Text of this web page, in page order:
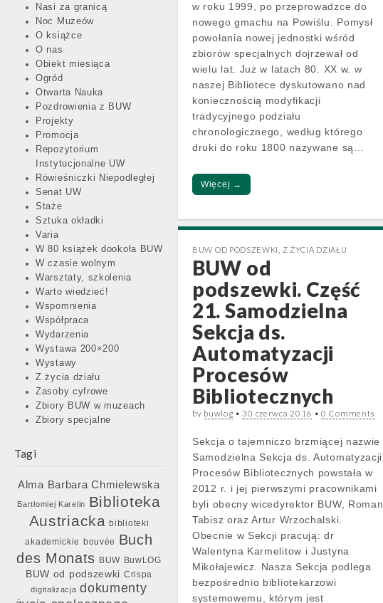
Nasi za granicą
Noc Muzeów
O książce
O nas
Obiekt miesiąca
Ogród
Otwarta Nauka
Pozdrowienia z BUW
Projekty
Promocja
Repozytorium
Instytucjonalne UW
Rówieśniczki Niepodległej
Senat UW
Staże
Sztuka okładki
Varia
W 80 książek dookoła BUW
W czasie wolnym
Warsztaty, szkolenia
Warto wiedzieć!
Wspomnienia
Współpraca
Wydarzenia
Wystawa 200×200
Wystawy
Z życia działu
Zasoby cyfrowe
Zbiory BUW w muzeach
Zbiory specjalne
Tagi
Alma Barbara Chmielewska
Bartłomiej Karelin Biblioteka
Austriacka biblioteki
akademickie
bouvée
Buch
des Monats BUW BuwLOG
BUW od podszewki Crispa
digitalizacja dokumenty
w roku 1999, po przeprowadzce do
nowego gmachu na Powiślu. Pomysł
powołania nowej jednostki wśród
zbiorów specjalnych dojrzewał od
wielu lat. Już w latach 80. XX w. w
naszej Bibliotece dyskutowano nad
koniecznością modyfikacji
tradycyjnego podziału
chronologicznego, według którego
druki do roku 1800 nazywane są…
Więcej →
BUW OD PODSZEWKI Z ŻYCIA DZIAŁU
BUW od
podszewki. Część
21. Samodzielna
Sekcja ds.
Automatyzacji
Procesów
Bibliotecznych
by buwlog •30 czerwca 2016 •0 Comments
Sekcja o tajemniczo brzmiącej nazwie
Samodzielna Sekcja ds. Automatyzacji
Procesów Bibliotecznych powstała w
2012 r. i jej pierwszymi pracownikami
byli obecny wicedyrektor BUW, Roman
Tabisz oraz Artur Wrzochalski.
Obecnie w Sekcji pracują: dr
Walentyna Karmelitow i Justyna
Mikołajewicz. Nasza Sekcja podlega
bezpośrednio bibliotekarzowi
systemowemu, którym jest